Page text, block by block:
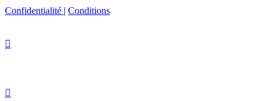
Confidentialité | Conditions